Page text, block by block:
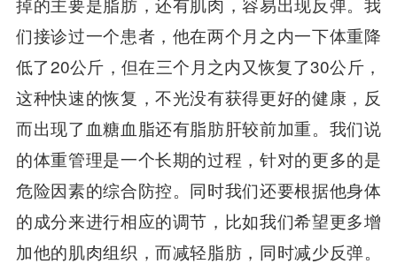
们接诊过一个患者，他在两个月之内一下体重降
低了20公斤，但在三个月之内又恢复了30公斤，
这种快速的恢复，不光没有获得更好的健康，反
而出现了血糖血脂还有脂肪肝较前加重。我们说
的体重管理是一个长期的过程，针对的更多的是
危险因素的综合防控。同时我们还要根据他身体
的成分来进行相应的调节，比如我们希望更多增
加他的肌肉组织，而减轻脂肪，同时减少反弹。